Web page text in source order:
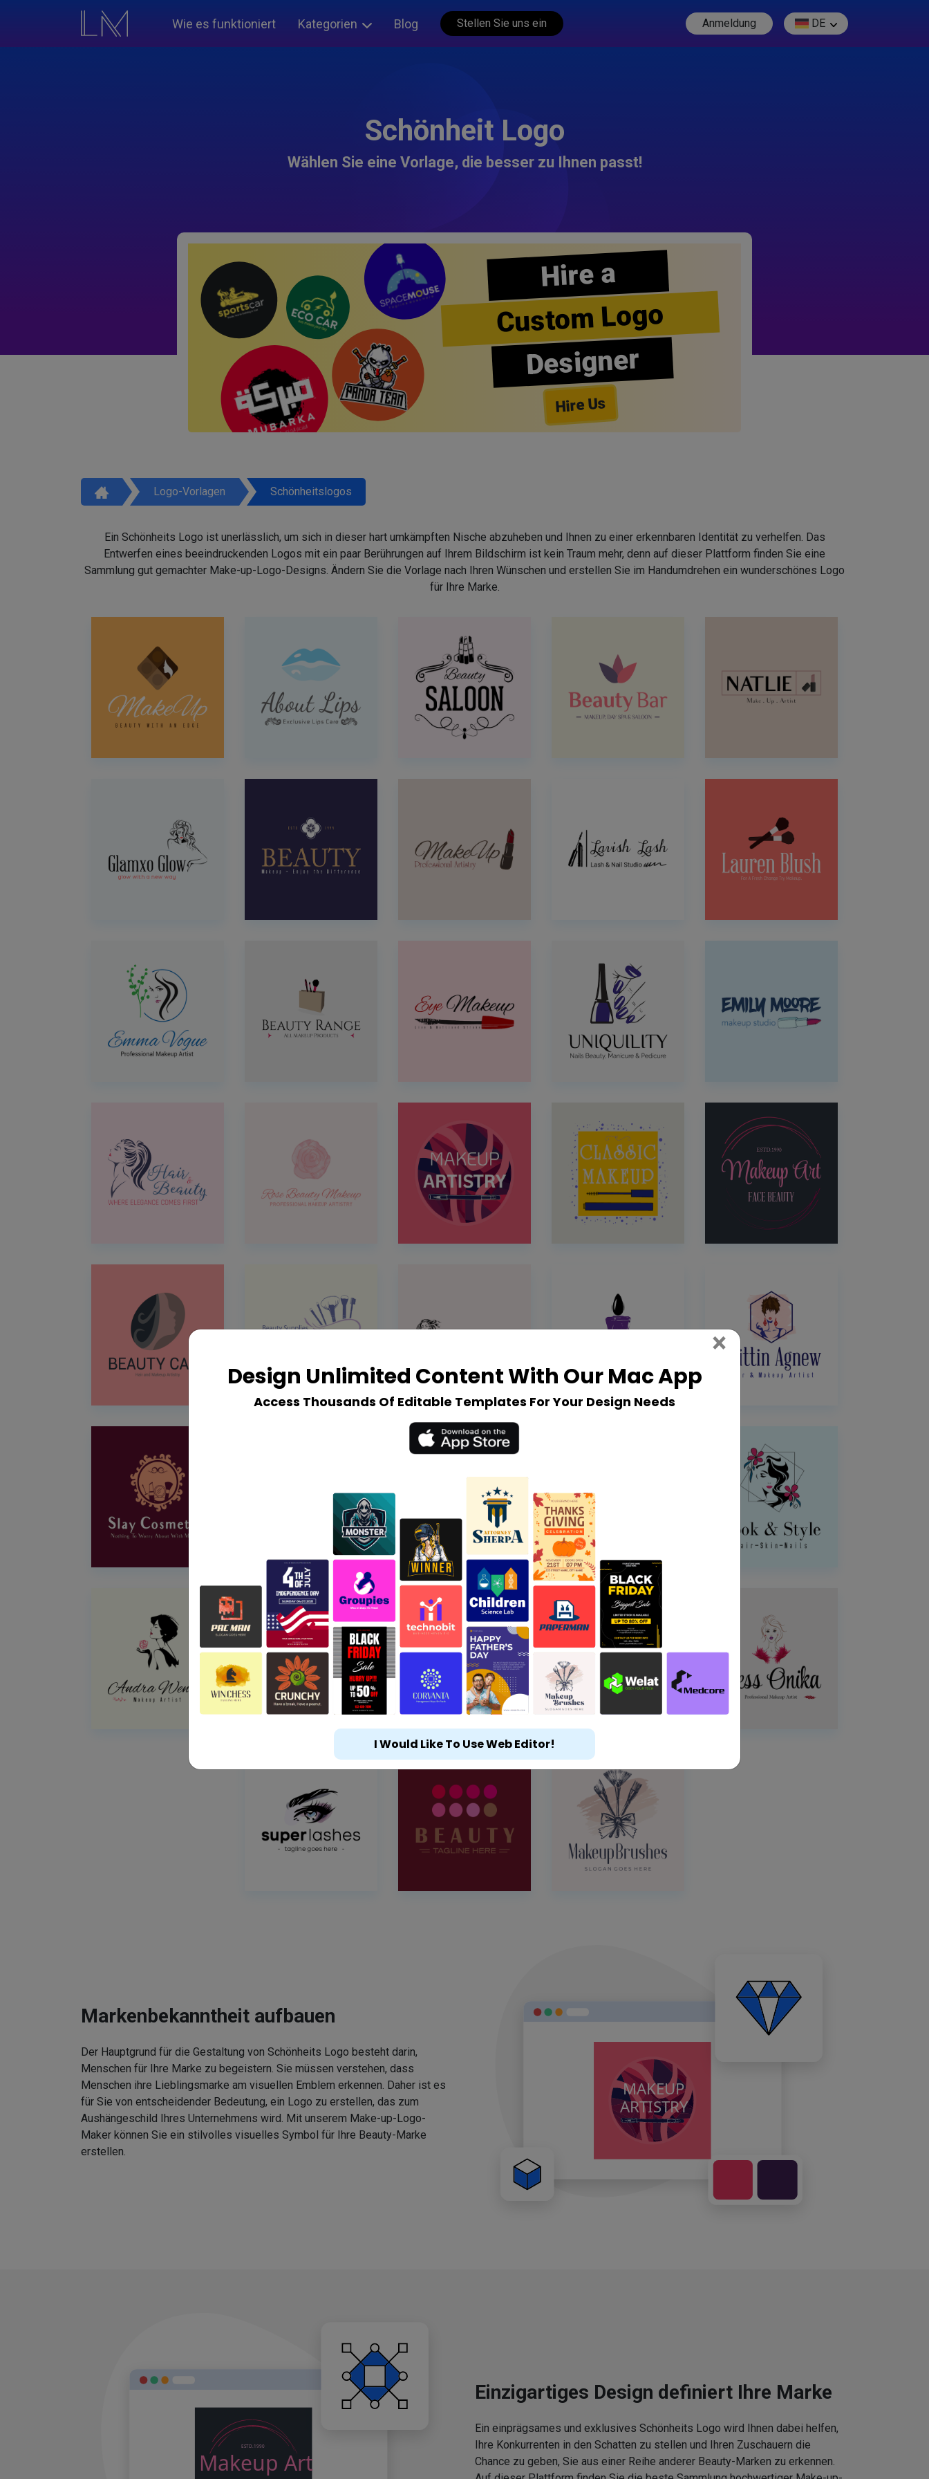
Wie es funktioniert Kategorien Blog Stellen Sie uns ein Anmeldung DE
Schönheit Logo
Wählen Sie eine Vorlage, die besser zu Ihnen passt!
Hire a
Custom Logo
Designer
Hire Us
Logo-Vorlagen Schönheitslogos
Ein Schönheits Logo ist unerlässlich, um sich in dieser hart umkämpften Nische abzuheben und Ihnen zu einer erkennbaren Identität zu verhelfen. Das
Entwerfen eines beeindruckenden Logos mit ein paar Berührungen auf Ihrem Bildschirm ist kein Traum mehr, denn auf dieser Plattform finden Sie eine
Sammlung gut gemachter Make-up-Logo-Designs. Ändern Sie die Vorlage nach Ihren Wünschen und erstellen Sie im Handumdrehen ein wunderschönes Logo
für Ihre Marke.
Markenbekanntheit aufbauen
Der Hauptgrund für die Gestaltung von Schönheits Logo besteht darin,
Menschen für Ihre Marke zu begeistern. Sie müssen verstehen, dass
Menschen ihre Lieblingsmarke am visuellen Emblem erkennen. Daher ist es
für Sie von entscheidender Bedeutung, ein Logo zu erstellen, das zum
Aushängeschild Ihres Unternehmens wird. Mit unserem Make-up-Logo-
Maker können Sie ein stilvolles visuelles Symbol für Ihre Beauty-Marke
erstellen.
Einzigartiges Design definiert Ihre Marke
Ein einprägsames und exklusives Schönheits Logo wird Ihnen dabei helfen,
Ihre Konkurrenten in den Schatten zu stellen und Ihren Zuschauern die
Chance zu geben, Sie aus einer Reihe anderer Beauty-Marken zu erkennen.
Design Unlimited Content With Our Mac App
Access Thousands Of Editable Templates For Your Design Needs
× Close
I Would Like To Use Web Editor!